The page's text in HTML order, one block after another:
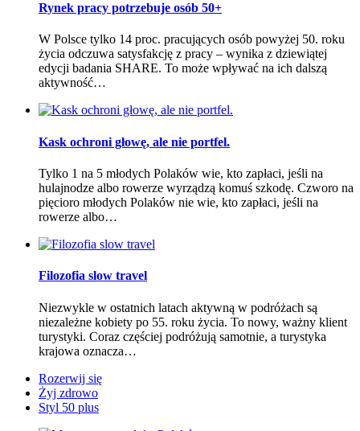
Rynek pracy potrzebuje osób 50+
W Polsce tylko 14 proc. pracujących osób powyżej 50. roku
życia odczuwa satysfakcję z pracy – wynika z dziewiątej
edycji badania SHARE. To może wpływać na ich dalszą
aktywność…
Kask ochroni głowę, ale nie portfel.
Tylko 1 na 5 młodych Polaków wie, kto zapłaci, jeśli na
hulajnodze albo rowerze wyrządzą komuś szkodę. Czworo na
pięcioro młodych Polaków nie wie, kto zapłaci, jeśli na
rowerze albo…
Filozofia slow travel
Niezwykle w ostatnich latach aktywną w podróżach są
niezależne kobiety po 55. roku życia. To nowy, ważny klient
turystyki. Coraz częściej podróżują samotnie, a turystyka
krajowa oznacza…
Rozerwij się
Żyj zdrowo
Styl 50 plus